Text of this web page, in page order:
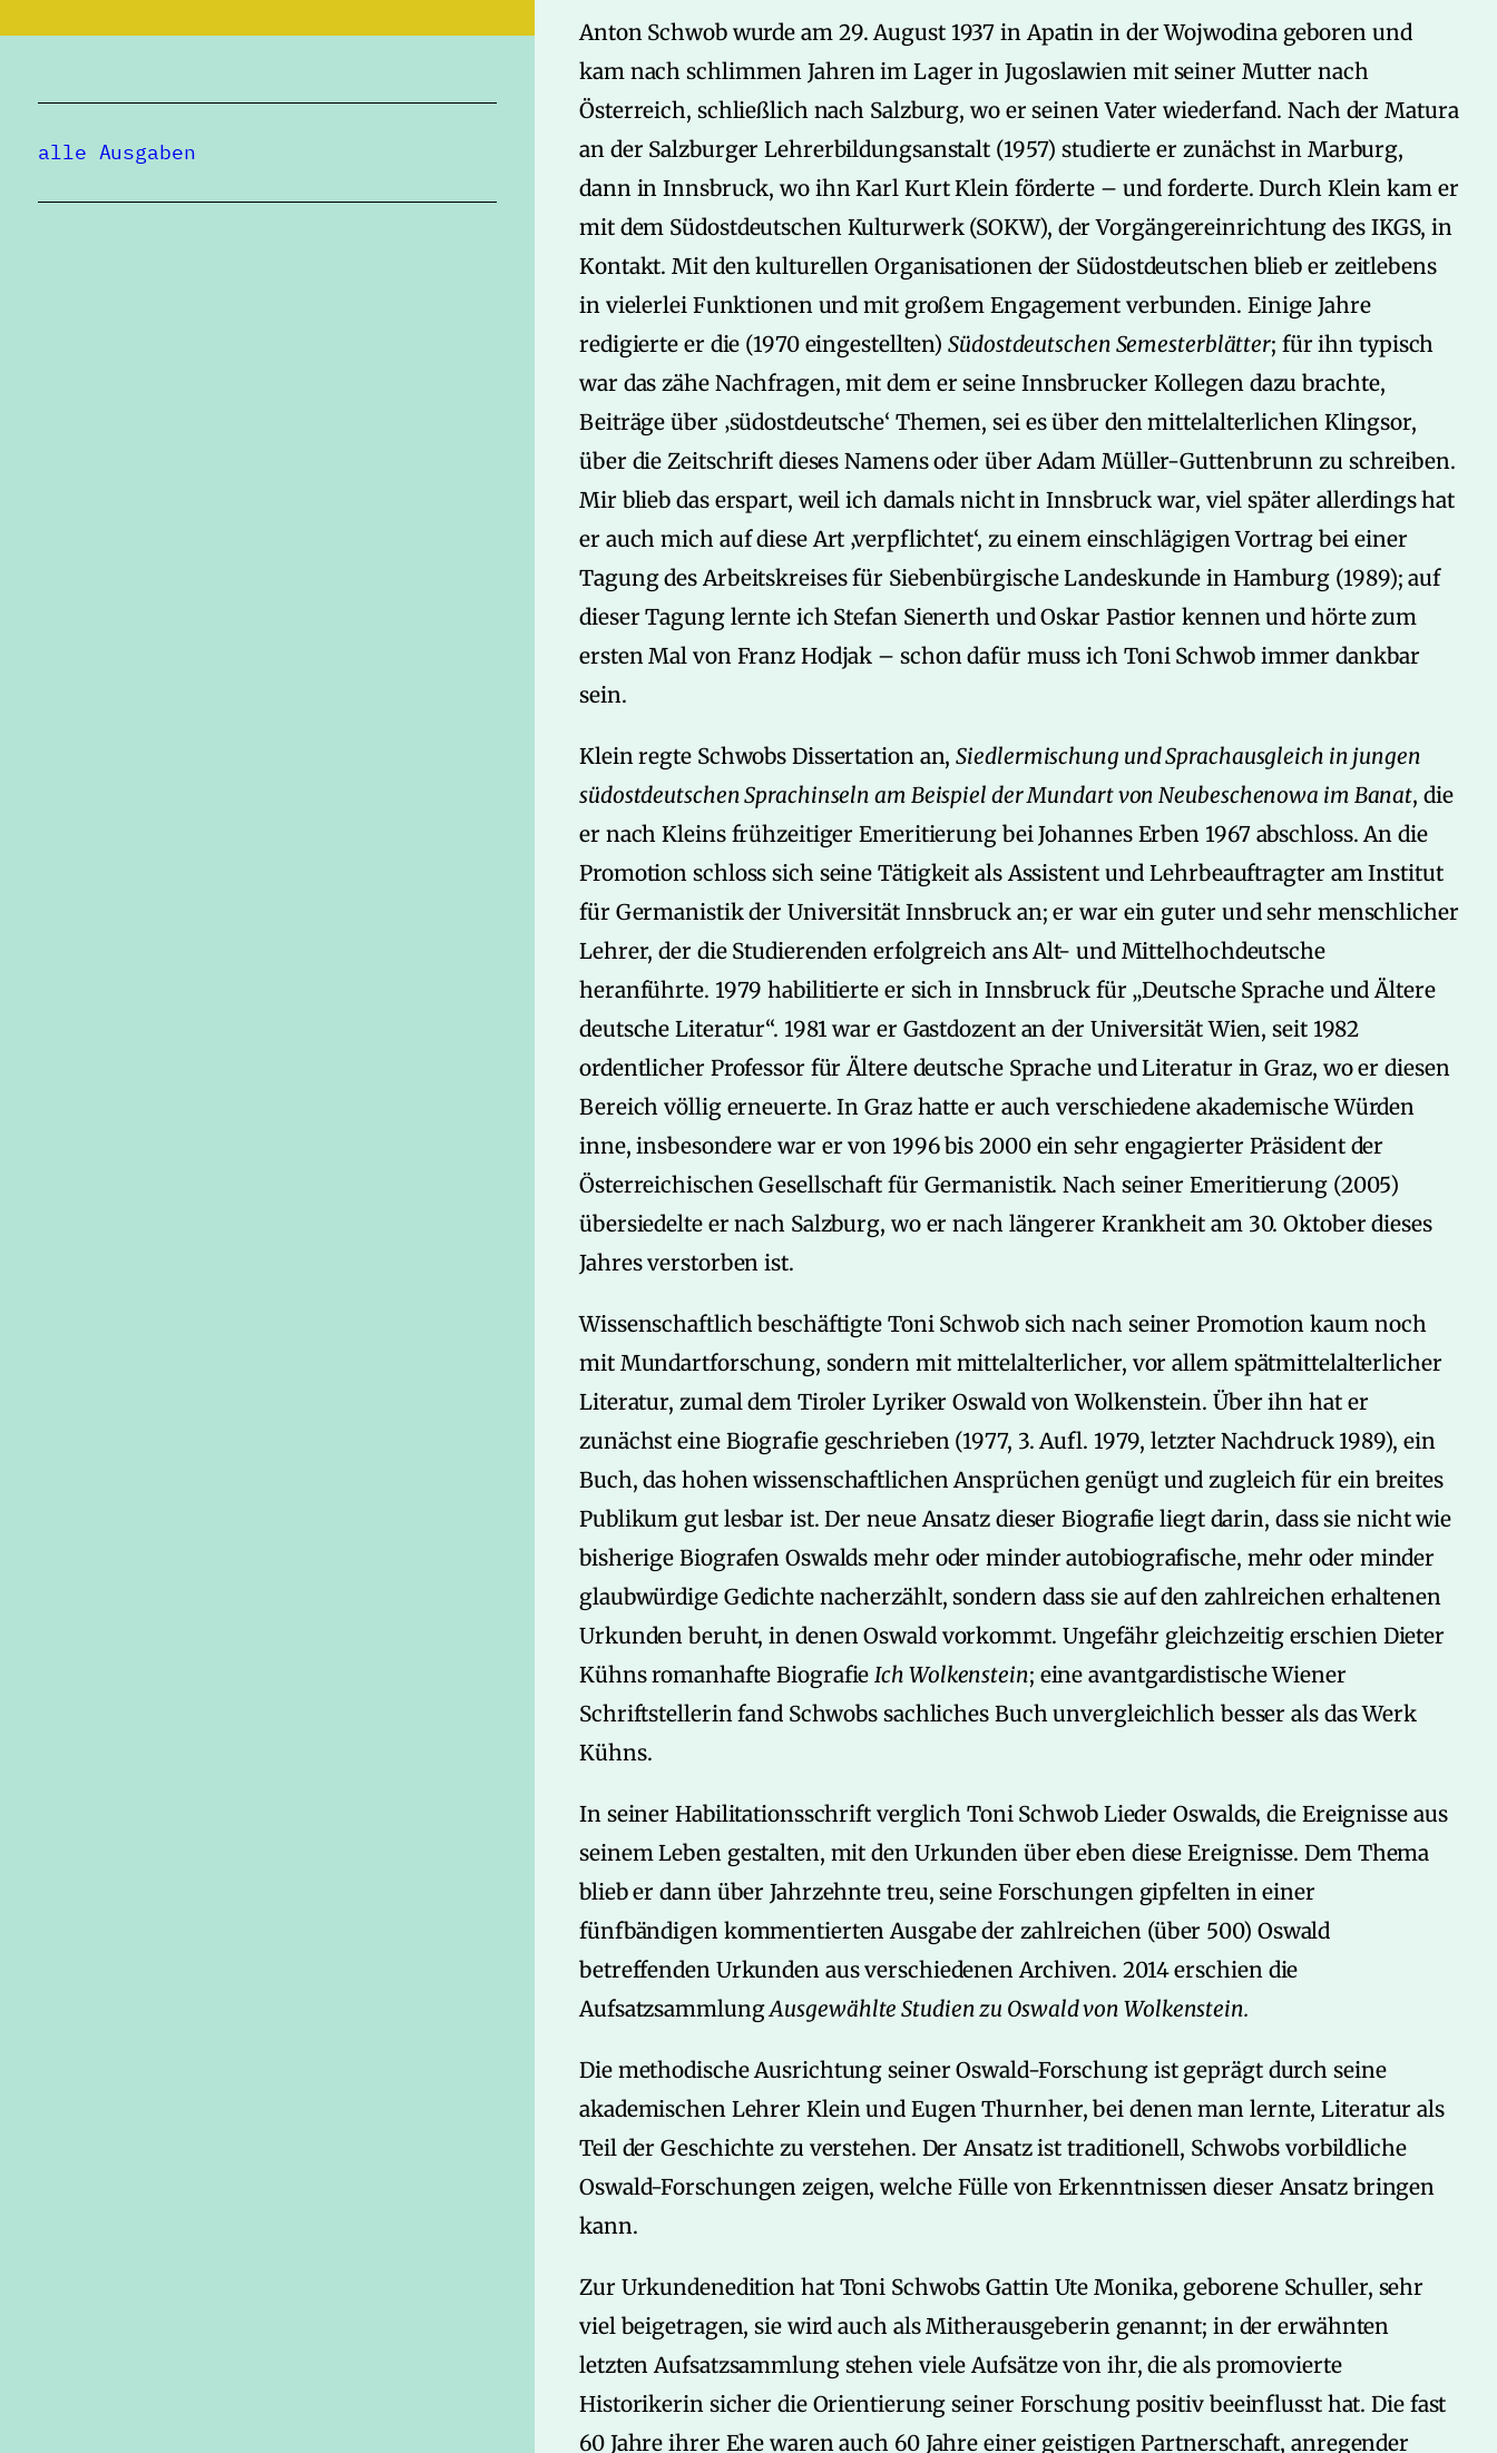
alle Ausgaben
Anton Schwob wurde am 29. August 1937 in Apatin in der Wojwodina geboren und
kam nach schlimmen Jahren im Lager in Jugoslawien mit seiner Mutter nach
Österreich, schließlich nach Salzburg, wo er seinen Vater wiederfand. Nach der Matura
an der Salzburger Lehrerbildungsanstalt (1957) studierte er zunächst in Marburg,
dann in Innsbruck, wo ihn Karl Kurt Klein förderte – und forderte. Durch Klein kam er
mit dem Südostdeutschen Kulturwerk (SOKW), der Vorgängereinrichtung des IKGS, in
Kontakt. Mit den kulturellen Organisationen der Südostdeutschen blieb er zeitlebens
in vielerlei Funktionen und mit großem Engagement verbunden. Einige Jahre
redigierte er die (1970 eingestellten)Südostdeutschen Semesterblätter; für ihn typisch
war das zähe Nachfragen, mit dem er seine Innsbrucker Kollegen dazu brachte,
Beiträge über ‚südostdeutsche‘ Themen, sei es über den mittelalterlichen Klingsor,
über die Zeitschrift dieses Namens oder über Adam Müller-Guttenbrunn zu schreiben.
Mir blieb das erspart, weil ich damals nicht in Innsbruck war, viel später allerdings hat
er auch mich auf diese Art ‚verpflichtet‘, zu einem einschlägigen Vortrag bei einer
Tagung des Arbeitskreises für Siebenbürgische Landeskunde in Hamburg (1989); auf
dieser Tagung lernte ich Stefan Sienerth und Oskar Pastior kennen und hörte zum
ersten Mal von Franz Hodjak – schon dafür muss ich Toni Schwob immer dankbar
sein.
Klein regte Schwobs Dissertation an,Siedlermischung und Sprachausgleich in jungen
südostdeutschen Sprachinseln am Beispiel der Mundart von Neubeschenowa im Banat, die
er nach Kleins frühzeitiger Emeritierung bei Johannes Erben 1967 abschloss. An die
Promotion schloss sich seine Tätigkeit als Assistent und Lehrbeauftragter am Institut
für Germanistik der Universität Innsbruck an; er war ein guter und sehr menschlicher
Lehrer, der die Studierenden erfolgreich ans Alt- und Mittelhochdeutsche
heranführte. 1979 habilitierte er sich in Innsbruck für „Deutsche Sprache und Ältere
deutsche Literatur“. 1981 war er Gastdozent an der Universität Wien, seit 1982
ordentlicher Professor für Ältere deutsche Sprache und Literatur in Graz, wo er diesen
Bereich völlig erneuerte. In Graz hatte er auch verschiedene akademische Würden
inne, insbesondere war er von 1996 bis 2000 ein sehr engagierter Präsident der
Österreichischen Gesellschaft für Germanistik. Nach seiner Emeritierung (2005)
übersiedelte er nach Salzburg, wo er nach längerer Krankheit am 30. Oktober dieses
Jahres verstorben ist.
Wissenschaftlich beschäftigte Toni Schwob sich nach seiner Promotion kaum noch
mit Mundartforschung, sondern mit mittelalterlicher, vor allem spätmittelalterlicher
Literatur, zumal dem Tiroler Lyriker Oswald von Wolkenstein. Über ihn hat er
zunächst eine Biografie geschrieben (1977, 3. Aufl. 1979, letzter Nachdruck 1989), ein
Buch, das hohen wissenschaftlichen Ansprüchen genügt und zugleich für ein breites
Publikum gut lesbar ist. Der neue Ansatz dieser Biografie liegt darin, dass sie nicht wie
bisherige Biografen Oswalds mehr oder minder autobiografische, mehr oder minder
glaubwürdige Gedichte nacherzählt, sondern dass sie auf den zahlreichen erhaltenen
Urkunden beruht, in denen Oswald vorkommt. Ungefähr gleichzeitig erschien Dieter
Kühns romanhafte BiografieIch Wolkenstein; eine avantgardistische Wiener
Schriftstellerin fand Schwobs sachliches Buch unvergleichlich besser als das Werk
Kühns.
In seiner Habilitationsschrift verglich Toni Schwob Lieder Oswalds, die Ereignisse aus
seinem Leben gestalten, mit den Urkunden über eben diese Ereignisse. Dem Thema
blieb er dann über Jahrzehnte treu, seine Forschungen gipfelten in einer
fünfbändigen kommentierten Ausgabe der zahlreichen (über 500) Oswald
betreffenden Urkunden aus verschiedenen Archiven. 2014 erschien die
AufsatzsammlungAusgewählte Studien zu Oswald von Wolkenstein.
Die methodische Ausrichtung seiner Oswald-Forschung ist geprägt durch seine
akademischen Lehrer Klein und Eugen Thurnher, bei denen man lernte, Literatur als
Teil der Geschichte zu verstehen. Der Ansatz ist traditionell, Schwobs vorbildliche
Oswald-Forschungen zeigen, welche Fülle von Erkenntnissen dieser Ansatz bringen
kann.
Zur Urkundenedition hat Toni Schwobs Gattin Ute Monika, geborene Schuller, sehr
viel beigetragen, sie wird auch als Mitherausgeberin genannt; in der erwähnten
letzten Aufsatzsammlung stehen viele Aufsätze von ihr, die als promovierte
Historikerin sicher die Orientierung seiner Forschung positiv beeinflusst hat. Die fast
60 Jahre ihrer Ehe waren auch 60 Jahre einer geistigen Partnerschaft, anregender